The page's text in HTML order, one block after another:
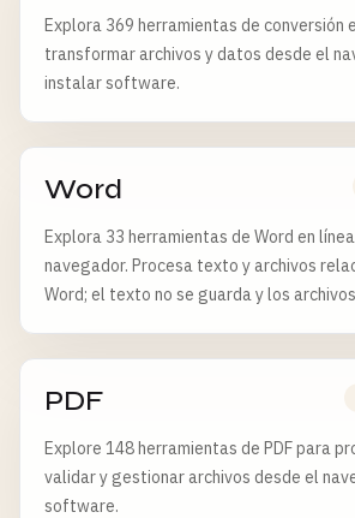
Explora 369 herramientas de conversión
transformar archivos y datos desde el
instalar software.
Word
Explora 33 herramientas de Word en
navegador. Procesa texto y archivos
Word; el texto no se guarda y los
PDF
Explore 148 herramientas de PDF para
validar y gestionar archivos desde el
software.